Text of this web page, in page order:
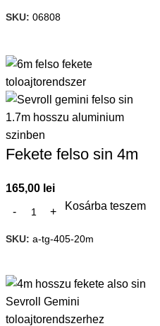
SKU: 06808
Fekete felso sin 4m
165,00 lei
Kosárba teszem
SKU: a-tg-405-20m